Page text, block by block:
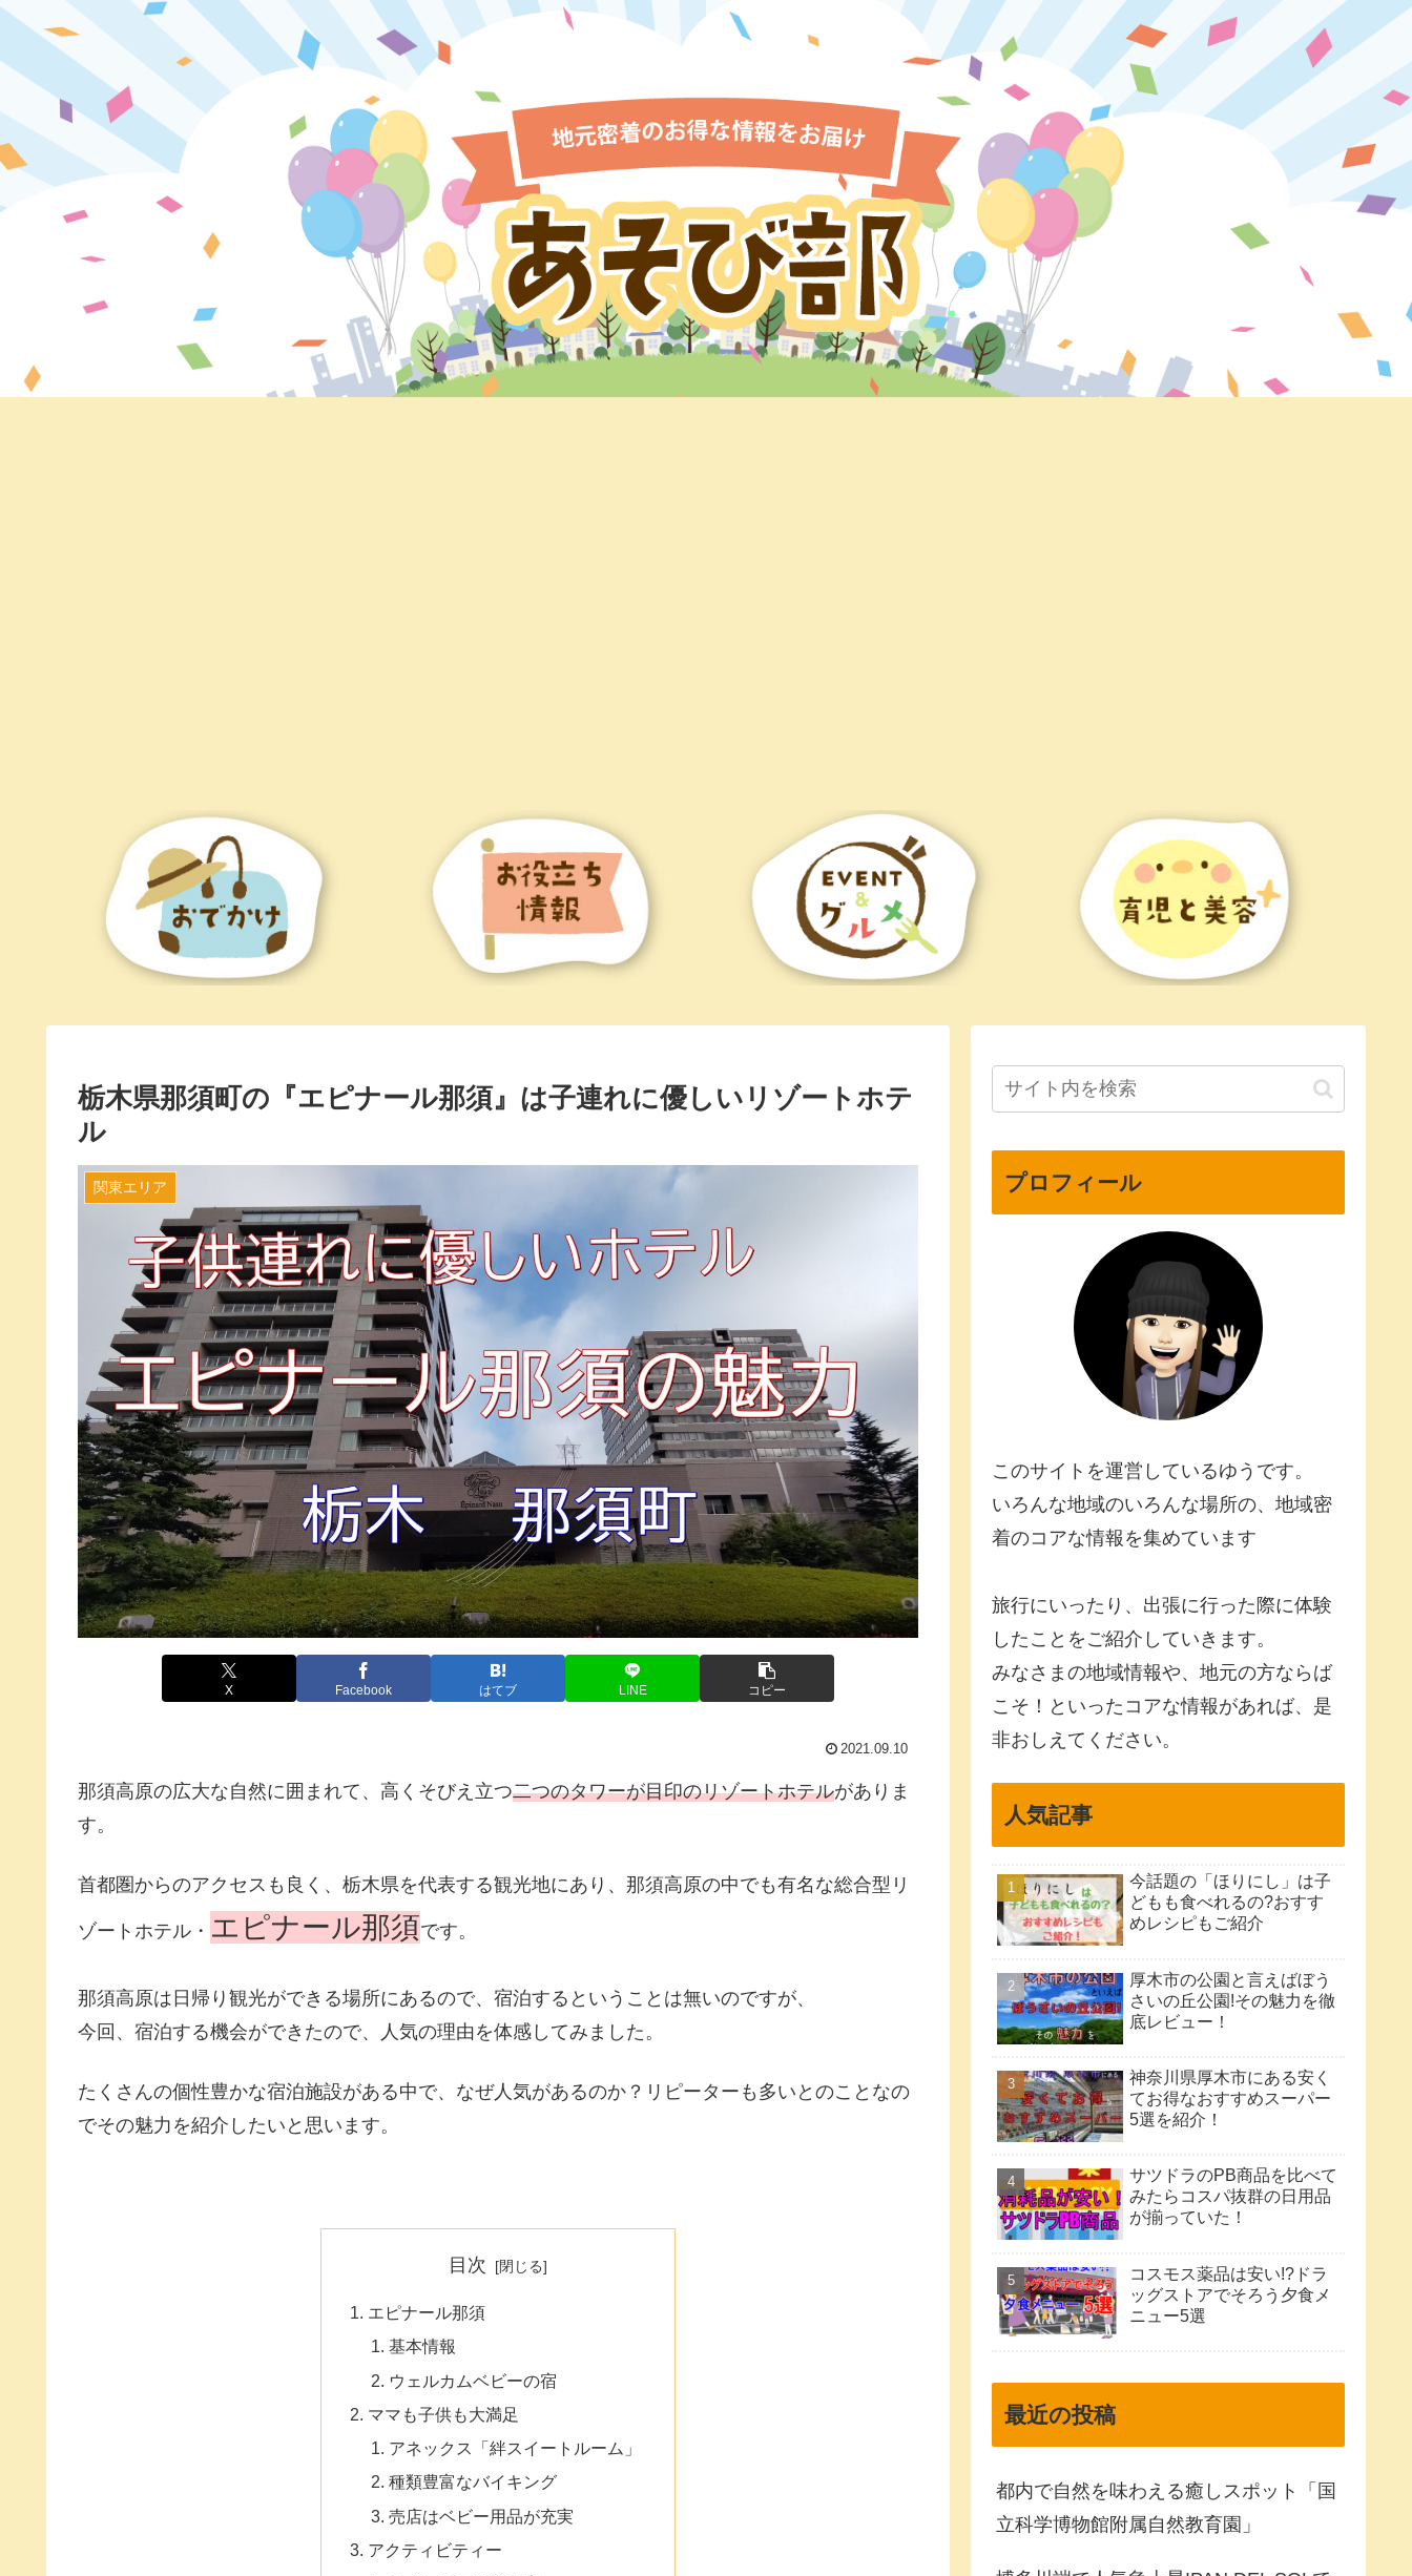
栃木県那須町の『エピナール那須』は子連れに優しいリゾートホテ
ル
関東エリア
X Facebook はてブ LINE コピー
2021.09.10
那須高原の広大な自然に囲まれて、高くそびえ立つ二つのタワーが目印のリゾートホテルがありま
す。
首都圏からのアクセスも良く、栃木県を代表する観光地にあり、那須高原の中でも有名な総合型リ
ゾートホテル・ エピナール那須です。
那須高原は日帰り観光ができる場所にあるので、宿泊するということは無いのですが、
今回、宿泊する機会ができたので、人気の理由を体感してみました。
たくさんの個性豊かな宿泊施設がある中で、なぜ人気があるのか？リピーターも多いとのことなの
でその魅力を紹介したいと思います。
目次
エピナール那須
基本情報
ウェルカムベビーの宿
ママも子供も大満足
アネックス「絆スイートルーム」
種類豊富なバイキング
売店はベビー用品が充実
アクティビティー
プロフィール
このサイトを運営しているゆうです。
いろんな地域のいろんな場所の、地域密
着のコアな情報を集めています
旅行にいったり、出張に行った際に体験
したことをご紹介していきます。
みなさまの地域情報や、地元の方ならば
こそ！といったコアな情報があれば、是
非おしえてください。
人気記事
今話題の「ほりにし」は子
どもも食べれるの?おすす
めレシピもご紹介
厚木市の公園と言えばぼう
さいの丘公園!その魅力を徹
底レビュー！
神奈川県厚木市にある安く
てお得なおすすめスーパー
5選を紹介！
サツドラのPB商品を比べて
みたらコスパ抜群の日用品
が揃っていた！
コスモス薬品は安い!?ドラ
ッグストアでそろう夕食メ
ニュー5選
最近の投稿
都内で自然を味わえる癒しスポット「国
立科学博物館附属自然教育園」